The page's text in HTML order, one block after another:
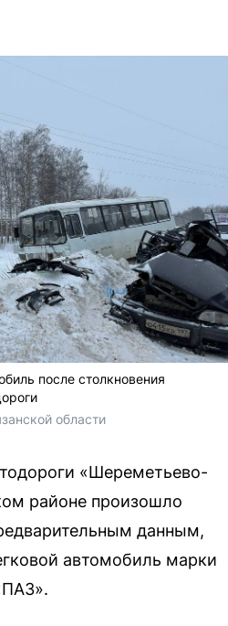
после столкновения
области
«Шереметьево-
районе произошло
данным,
автомобиль марки